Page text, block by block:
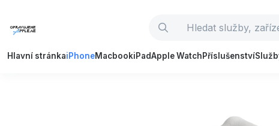
Hlavní stránkaiPhoneMacbookiPadApple WatchPříslušenství